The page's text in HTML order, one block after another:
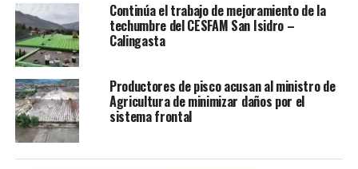
Continúa el trabajo de mejoramiento de la
techumbre del CESFAM San Isidro –
Calingasta
Productores de pisco acusan al ministro de
Agricultura de minimizar daños por el
sistema frontal